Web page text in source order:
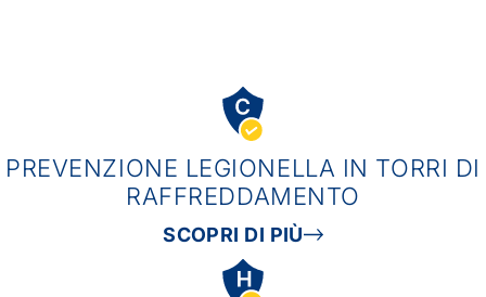
PREVENZIONE LEGIONELLA IN TORRI DI
RAFFREDDAMENTO
SCOPRI DI PIÙ